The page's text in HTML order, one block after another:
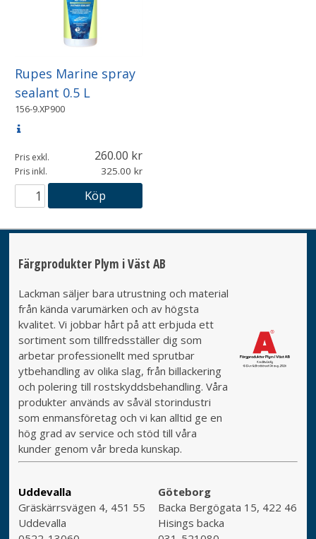
Rupes Marine spray
sealant 0.5 L
156-9.XP900
Pris exkl. 260.00
Pris inkl. 325.00
Köp
Färgprodukter Plym i Väst AB
Lackman säljer bara utrustning och material
från kända varumärken och av högsta
kvalitet. Vi jobbar hårt på att erbjuda ett
sortiment som tillfredsställer dig som
arbetar professionellt med sprutbar
ytbehandling av olika slag, från billackering
och polering till rostskyddsbehandling. Våra
produkter används av såväl storindustri
som enmansföretag och vi kan alltid ge en
hög grad av service och stöd till våra
kunder genom vår breda kunskap.
Uddevalla
Gräskärrsvägen 4, 451 55
Uddevalla
Göteborg
Backa Bergögata 15, 422 46
Hisings backa